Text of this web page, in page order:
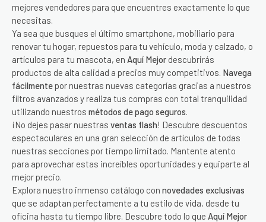
mejores vendedores para que encuentres exactamente lo que
necesitas.
Ya sea que busques el último smartphone, mobiliario para
renovar tu hogar, repuestos para tu vehículo, moda y calzado, o
artículos para tu mascota, en Aquí Mejor descubrirás
productos de alta calidad a precios muy competitivos. Navega
fácilmente por nuestras nuevas categorías gracias a nuestros
filtros avanzados y realiza tus compras con total tranquilidad
utilizando nuestros métodos de pago seguros.
¡No dejes pasar nuestras ventas flash! Descubre descuentos
espectaculares en una gran selección de artículos de todas
nuestras secciones por tiempo limitado. Mantente atento
para aprovechar estas increíbles oportunidades y equiparte al
mejor precio.
Explora nuestro inmenso catálogo con novedades exclusivas
que se adaptan perfectamente a tu estilo de vida, desde tu
oficina hasta tu tiempo libre. Descubre todo lo que Aquí Mejor